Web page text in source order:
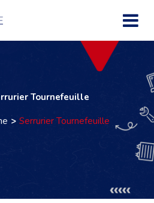
Tournefeuille
Serrurier Tournefeuille